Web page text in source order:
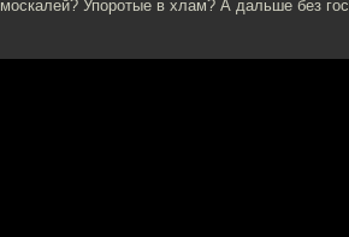
Упоротые в хлам? А дальше без